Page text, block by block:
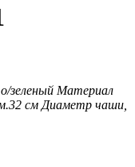
зеленый Материал
32 см Диаметр чаши,